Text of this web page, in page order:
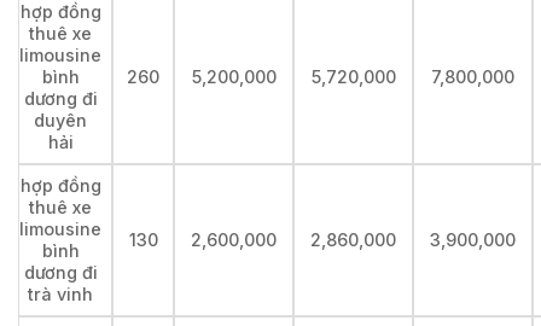
hợp đồng
thuê xe
limousine
bình
dương đi
duyên
hải
260 5,200,000 5,720,000 7,800,000
hợp đồng
thuê xe
limousine
bình
dương đi
trà vinh
130 2,600,000 2,860,000 3,900,000